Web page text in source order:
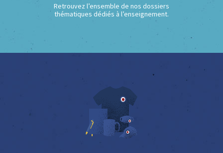
Retrouvez l’ensemble de nos dossiers
thématiques dédiés à l’enseignement.